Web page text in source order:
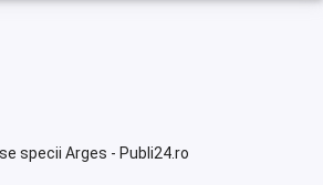
specii Arges - Publi24.ro